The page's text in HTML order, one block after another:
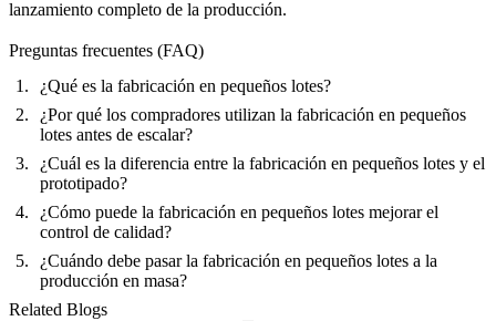
lanzamiento completo de la producción.
Preguntas frecuentes (FAQ)
¿Qué es la fabricación en pequeños lotes?
¿Por qué los compradores utilizan la fabricación en pequeños
lotes antes de escalar?
¿Cuál es la diferencia entre la fabricación en pequeños lotes y el
prototipado?
¿Cómo puede la fabricación en pequeños lotes mejorar el
control de calidad?
¿Cuándo debe pasar la fabricación en pequeños lotes a la
producción en masa?
Related Blogs